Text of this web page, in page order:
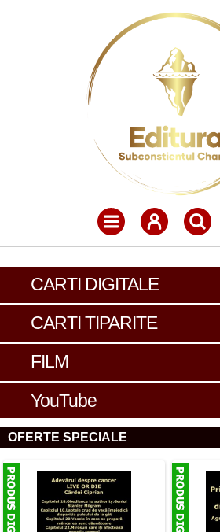
CARTI DIGITALE
CARTI TIPARITE
FILM
YouTube
OFERTE SPECIALE